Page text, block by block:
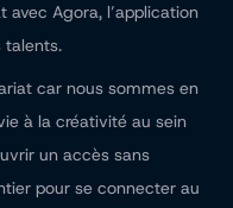
Agora, l’application
talents.
car nous sommes en
à la créativité au sein
un accès sans
pour se connecter au